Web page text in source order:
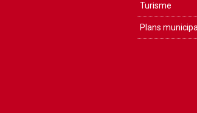
Turisme
Plans